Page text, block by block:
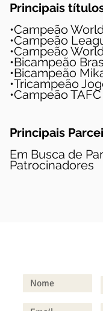
Principais
•Campeão
•Campeão
•Campeão
•Bicampeão
•Bicampeão
•Tricampeão
•Campeão TAFC
Principais
Em Busca de
Patrocinadores